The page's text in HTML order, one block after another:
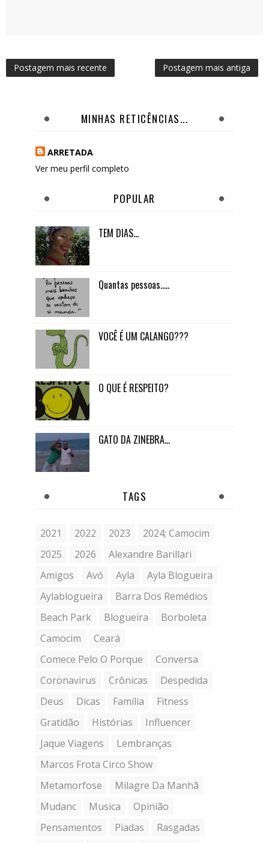
Postagem mais recente Postagem mais antiga
MINHAS RETICÊNCIAS...
ARRETADA
Ver meu perfil completo
POPULAR
TEM DIAS...
Quantas pessoas.....
VOCÊ É UM CALANGO???
O QUE É RESPEITO?
GATO DA ZINEBRA...
TAGS
2021 2022 2023
2024; Camocim
2025
2026
Alexandre Barillari
Amigos
Avó Ayla
Ayla Blogueira
Aylablogueira
Barra Dos Remédios
Beach Park
Blogueira
Borboleta
Camocim
Ceará
Comece Pelo O Porque
Conversa
Coronavirus
Crônicas
Despedida
Deus
Dicas Família
Fitness
Gratidão
Histórias
Influencer
Jaque Viagens
Lembranças
Marcos Frota Circo Show
Metamorfose
Milagre Da Manhã
Mudanc
Musica
Opinião
Pensamentos
Piadas
Rasgadas